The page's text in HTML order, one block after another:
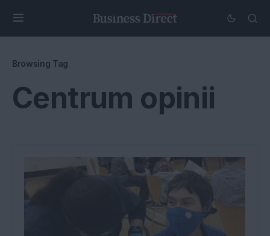
Browsing Tag
Centrum opinii